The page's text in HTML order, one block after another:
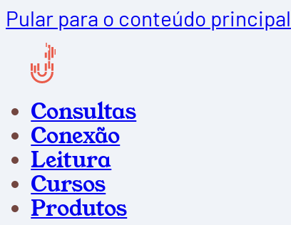
Pular para o conteúdo principal
Consultas
Conexão
Leitura
Cursos
Produtos